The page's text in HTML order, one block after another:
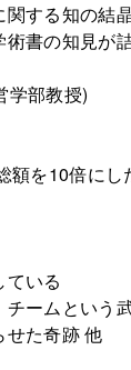
する知の結晶
書の知見が
学部教授)
額を10倍にし
いる
ームという
せた奇跡 他